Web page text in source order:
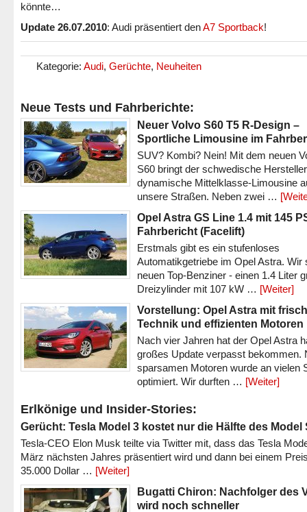
könnte…
Update 26.07.2010: Audi präsentiert denA7 Sportback!
Kategorie: Audi, Gerüchte, Neuheiten
Neue Tests und Fahrberichte:
Neuer Volvo S60 T5 R-Design –
Sportliche Limousine im
SUV? Kombi? Nein! Mit dem neuen
S60 bringt der schwedische
dynamische Mittelklasse-Limousine
unsere Straßen. Neben zwei …
Opel Astra GS Line 1.4 mit 145
Fahrbericht (Facelift)
Erstmals gibt es ein stufenloses
Automatikgetriebe im Opel Astra. Wir
neuen Top-Benziner - einen 1.4 Liter
Dreizylinder mit 107 kW … [Weiter]
Vorstellung: Opel Astra mit
Technik und effizienten Motoren
Nach vier Jahren hat der Opel Astra
großes Update verpasst bekommen.
sparsamen Motoren wurde an vielen
optimiert. Wir durften … [Weiter]
Erlkönige und Insider-Stories:
Gerücht: Tesla Model 3 kostet nur die Hälfte des Model
Tesla-CEO Elon Musk teilte via Twitter mit, dass das Tesla
März nächsten Jahres präsentiert wird und dann bei einem
35.000 Dollar … [Weiter]
Bugatti Chiron: Nachfolger des
wird noch schneller